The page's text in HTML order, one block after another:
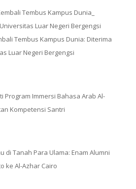
Tembus Kampus Dunia: Diterima
Luar Negeri Bergengsi
Program Immersi Bahasa Arab Al-
Kompetensi Santri
di Tanah Para Ulama: Enam Alumni
ke Al-Azhar Cairo